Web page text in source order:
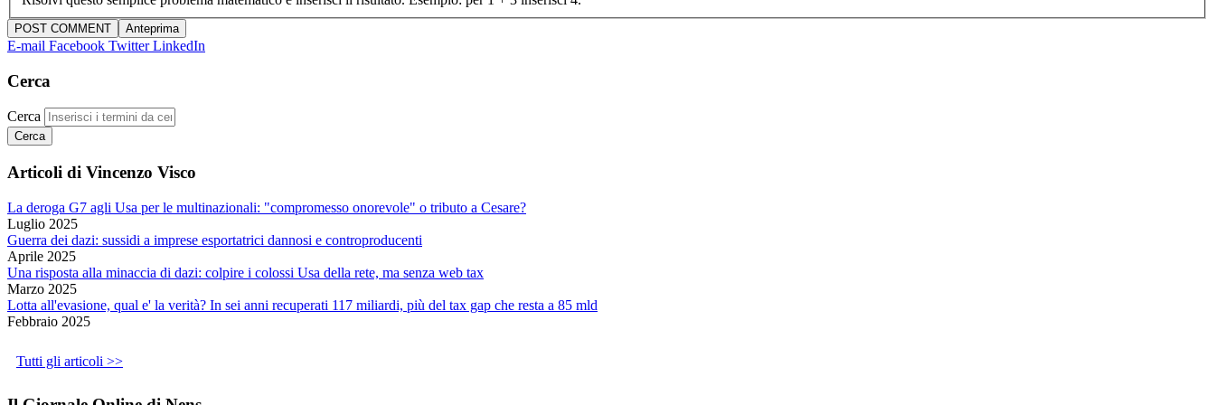
E-mail Facebook TwitterLinkedIn
Cerca
Cerca
Articoli di Vincenzo Visco
La deroga G7 agli Usa per le multinazionali: "compromesso onorevole" o tributo a Cesare?
Luglio 2025
Guerra dei dazi: sussidi a imprese esportatrici dannosi e controproducenti
Aprile 2025
Una risposta alla minaccia di dazi: colpire i colossi Usa della rete, ma senza web tax
Marzo 2025
Lotta all'evasione, qual e' la verità? In sei anni recuperati 117 miliardi, più del tax gap che resta a 85 mld
Febbraio 2025
Tutti gli articoli >>